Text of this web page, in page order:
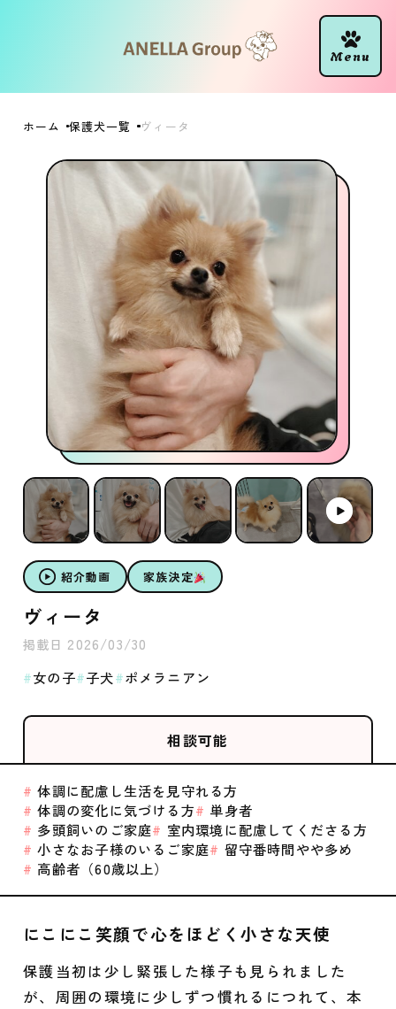
ホーム 保護犬一覧 ヴィータ
紹介動画 家族決定
ヴィータ
掲載日 2026/03/30
女の子 子犬 ポメラニアン
相談可能
体調に配慮し生活を見守れる方
体調の変化に気づける方
単身者
多頭飼いのご家庭
室内環境に配慮してくださる方
小さなお子様のいるご家庭
留守番時間やや多め
高齢者（60歳以上）
にこにこ笑顔で心をほどく小さな天使
保護当初は少し緊張した様子も見られました
が、周囲の環境に少しずつ慣れるにつれて、本